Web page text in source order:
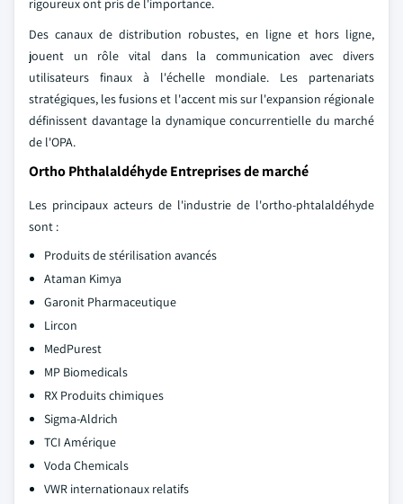
rigoureux ont pris de l'importance.
Des canaux de distribution robustes, en ligne et hors ligne,
jouent un rôle vital dans la communication avec divers
utilisateurs finaux à l'échelle mondiale. Les partenariats
stratégiques, les fusions et l'accent mis sur l'expansion régionale
définissent davantage la dynamique concurrentielle du marché
de l'OPA.
Ortho Phthalaldéhyde Entreprises de marché
Les principaux acteurs de l'industrie de l'ortho-phtalaldéhyde
sont :
Produits de stérilisation avancés
Ataman Kimya
Garonit Pharmaceutique
Lircon
MedPurest
MP Biomedicals
RX Produits chimiques
Sigma-Aldrich
TCI Amérique
Voda Chemicals
VWR internationaux relatifs